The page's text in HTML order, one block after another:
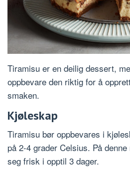
Tiramisu er en deilig dessert,
oppbevare den riktig for å
smaken.
Kjøleskap
Tiramisu bør oppbevares i
på 2-4 grader Celsius. På
seg frisk i opptil 3 dager.